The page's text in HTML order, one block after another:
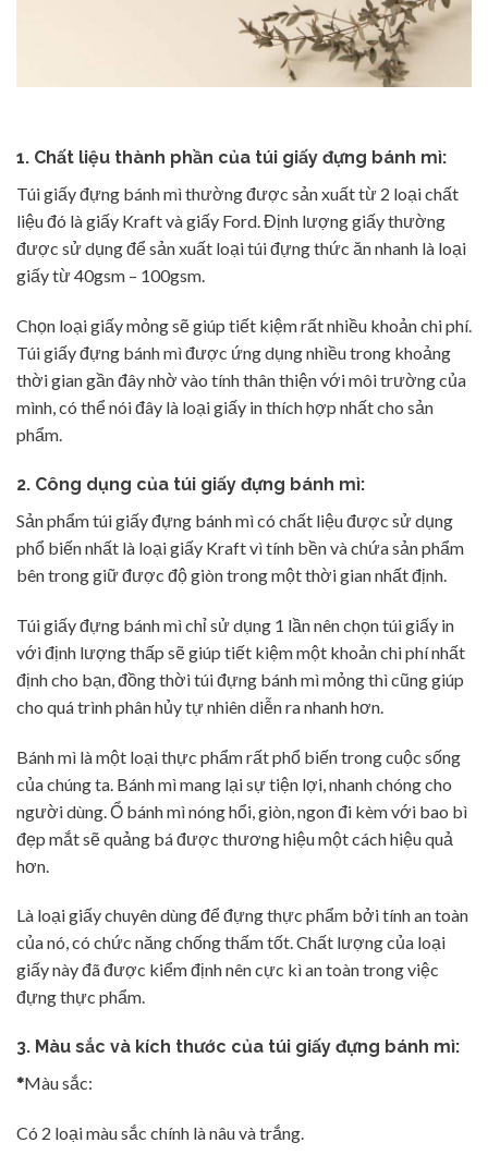
1. Chất liệu thành phần của túi giấy đựng bánh mì:
Túi giấy đựng bánh mì thường được sản xuất từ 2 loại chất
liệu đó là giấy Kraft và giấy Ford. Định lượng giấy thường
được sử dụng để sản xuất loại túi đựng thức ăn nhanh là loại
giấy từ 40gsm – 100gsm.
Chọn loại giấy mỏng sẽ giúp tiết kiệm rất nhiều khoản chi phí.
Túi giấy đựng bánh mì được ứng dụng nhiều trong khoảng
thời gian gần đây nhờ vào tính thân thiện với môi trường của
mình, có thể nói đây là loại giấy in thích hợp nhất cho sản
phẩm.
2. Công dụng của túi giấy đựng bánh mì:
Sản phẩm túi giấy đựng bánh mì có chất liệu được sử dụng
phổ biến nhất là loại giấy Kraft vì tính bền và chứa sản phẩm
bên trong giữ được độ giòn trong một thời gian nhất định.
Túi giấy đựng bánh mì chỉ sử dụng 1 lần nên chọn túi giấy in
với định lượng thấp sẽ giúp tiết kiệm một khoản chi phí nhất
định cho bạn, đồng thời túi đựng bánh mì mỏng thì cũng giúp
cho quá trình phân hủy tự nhiên diễn ra nhanh hơn.
Bánh mì là một loại thực phẩm rất phổ biến trong cuộc sống
của chúng ta. Bánh mì mang lại sự tiện lợi, nhanh chóng cho
người dùng. Ổ bánh mì nóng hổi, giòn, ngon đi kèm với bao bì
đẹp mắt sẽ quảng bá được thương hiệu một cách hiệu quả
hơn.
Là loại giấy chuyên dùng để đựng thực phẩm bởi tính an toàn
của nó, có chức năng chống thấm tốt. Chất lượng của loại
giấy này đã được kiểm định nên cực kì an toàn trong việc
đựng thực phẩm.
3. Màu sắc và kích thước của túi giấy đựng bánh mì:
*Màu sắc:
Có 2 loại màu sắc chính là nâu và trắng.